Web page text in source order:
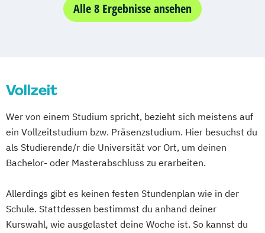
Journalismus
Kommunikation - Schwerpunkt
Kommunikation – Schwerpunkt
Alle 8 Ergebnisse ansehen
Vollzeit
Wer von einem Studium spricht, bezieht sich meistens auf
ein Vollzeitstudium bzw. Präsenzstudium. Hier besuchst du
als Studierende/r die Universität vor Ort, um deinen
Bachelor- oder Masterabschluss zu erarbeiten.
Allerdings gibt es keinen festen Stundenplan wie in der
Schule. Stattdessen bestimmst du anhand deiner
Kurswahl, wie ausgelastet deine Woche ist. So kannst du